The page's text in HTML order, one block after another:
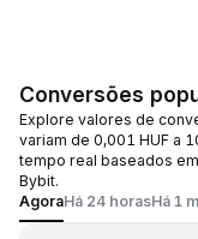
Conversões
Explore valores de
variam de 0,001 HUF a
tempo real baseados
Bybit.
AgoraHá 24 horasHá 1